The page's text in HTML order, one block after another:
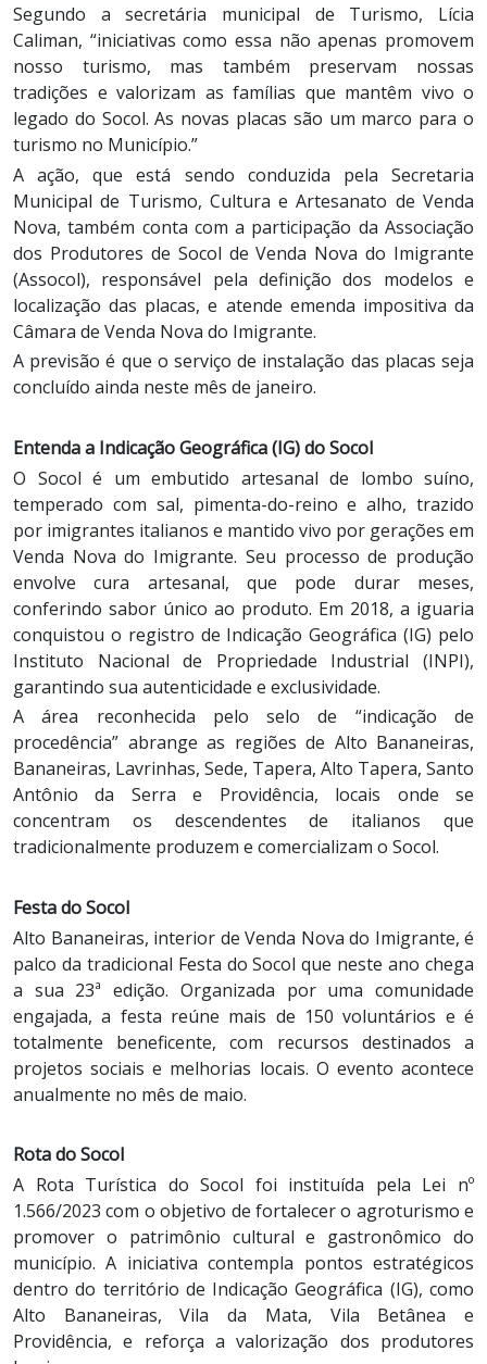
Segundo a secretária municipal de Turismo, Lícia
Caliman, “iniciativas como essa não apenas promovem
nosso turismo, mas também preservam nossas
tradições e valorizam as famílias que mantêm vivo o
legado do Socol. As novas placas são um marco para o
turismo no Município.”
A ação, que está sendo conduzida pela Secretaria
Municipal de Turismo, Cultura e Artesanato de Venda
Nova, também conta com a participação da Associação
dos Produtores de Socol de Venda Nova do Imigrante
(Assocol), responsável pela definição dos modelos e
localização das placas, e atende emenda impositiva da
Câmara de Venda Nova do Imigrante.
A previsão é que o serviço de instalação das placas seja
concluído ainda neste mês de janeiro.
Entenda a Indicação Geográfica (IG) do Socol
O Socol é um embutido artesanal de lombo suíno,
temperado com sal, pimenta-do-reino e alho, trazido
por imigrantes italianos e mantido vivo por gerações em
Venda Nova do Imigrante. Seu processo de produção
envolve cura artesanal, que pode durar meses,
conferindo sabor único ao produto. Em 2018, a iguaria
conquistou o registro de Indicação Geográfica (IG) pelo
Instituto Nacional de Propriedade Industrial (INPI),
garantindo sua autenticidade e exclusividade.
A área reconhecida pelo selo de “indicação de
procedência” abrange as regiões de Alto Bananeiras,
Bananeiras, Lavrinhas, Sede, Tapera, Alto Tapera, Santo
Antônio da Serra e Providência, locais onde se
concentram os descendentes de italianos que
tradicionalmente produzem e comercializam o Socol.
Festa do Socol
Alto Bananeiras, interior de Venda Nova do Imigrante, é
palco da tradicional Festa do Socol que neste ano chega
a sua 23ª edição. Organizada por uma comunidade
engajada, a festa reúne mais de 150 voluntários e é
totalmente beneficente, com recursos destinados a
projetos sociais e melhorias locais. O evento acontece
anualmente no mês de maio.
Rota do Socol
A Rota Turística do Socol foi instituída pela Lei nº
1.566/2023 com o objetivo de fortalecer o agroturismo e
promover o patrimônio cultural e gastronômico do
município. A iniciativa contempla pontos estratégicos
dentro do território de Indicação Geográfica (IG), como
Alto Bananeiras, Vila da Mata, Vila Betânea e
Providência, e reforça a valorização dos produtores